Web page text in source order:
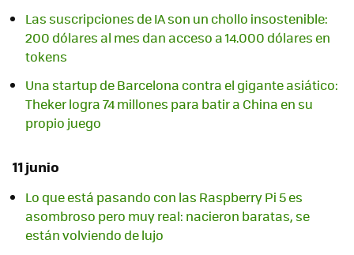
Las suscripciones de IA son un chollo insostenible:
200 dólares al mes dan acceso a 14.000 dólares en
tokens
Una startup de Barcelona contra el gigante asiático:
Theker logra 74 millones para batir a China en su
propio juego
11 junio
Lo que está pasando con las Raspberry Pi 5 es
asombroso pero muy real: nacieron baratas, se
están volviendo de lujo